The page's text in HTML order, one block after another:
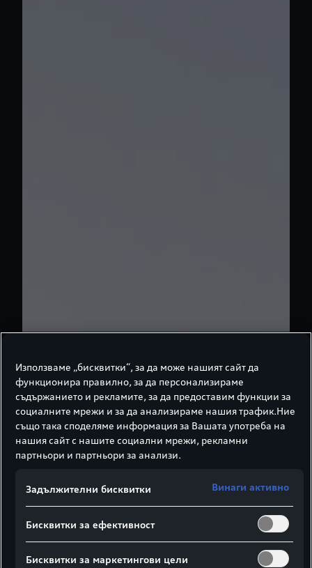
Използваме „бисквитки“, за да може нашият сайт да
функционира правилно, за да персонализираме
съдържанието и рекламите, за да предоставим функции за
социалните мрежи и за да анализираме нашия трафик.Ние
също така споделяме информация за Вашата употреба на
нашия сайт с нашите социални мрежи, рекламни
партньори и партньори за анализи.
Задължителни бисквитки Винаги активно
Бисквитки за ефективност
Бисквитки за маркетингови цели